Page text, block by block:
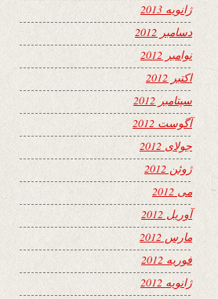
ژانویه 2013
دسامبر 2012
نوامبر 2012
اکتبر 2012
سپتامبر 2012
آگوست 2012
جولای 2012
ژوئن 2012
می 2012
آوریل 2012
مارس 2012
فوریه 2012
ژانویه 2012